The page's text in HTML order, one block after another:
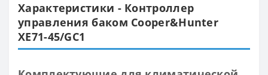
Характеристики - Контроллер
управления баком Cooper&Hunter
XE71-45/GC1